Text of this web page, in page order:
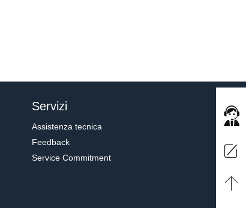
Servizi
Assistenza tecnica
Feedback
Service Commitment